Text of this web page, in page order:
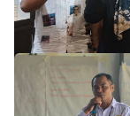
Dua Talenta Muda
Nusantara 2026